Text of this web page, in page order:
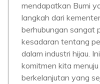
mendapatkan Bumi
langkah dari
berhubungan sangat
kesadaran tentang
dalam industri hijau.
komitmen kita
berkelanjutan yang